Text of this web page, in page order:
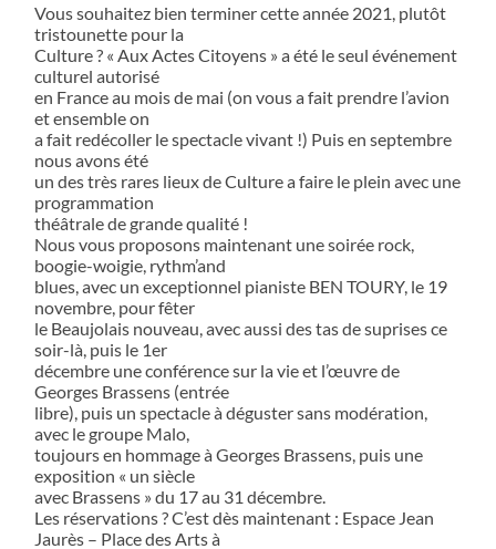
Vous souhaitez bien terminer cette année 2021, plutôt
tristounette pour la
Culture ? « Aux Actes Citoyens » a été le seul événement
culturel autorisé
en France au mois de mai (on vous a fait prendre l’avion
et ensemble on
a fait redécoller le spectacle vivant !) Puis en septembre
nous avons été
un des très rares lieux de Culture a faire le plein avec une
programmation
théâtrale de grande qualité !
Nous vous proposons maintenant une soirée rock,
boogie-woigie, rythm’and
blues, avec un exceptionnel pianiste BEN TOURY, le 19
novembre, pour fêter
le Beaujolais nouveau, avec aussi des tas de suprises ce
soir-là, puis le 1er
décembre une conférence sur la vie et l’œuvre de
Georges Brassens (entrée
libre), puis un spectacle à déguster sans modération,
avec le groupe Malo,
toujours en hommage à Georges Brassens, puis une
exposition « un siècle
avec Brassens » du 17 au 31 décembre.
Les réservations ? C’est dès maintenant : Espace Jean
Jaurès – Place des Arts à